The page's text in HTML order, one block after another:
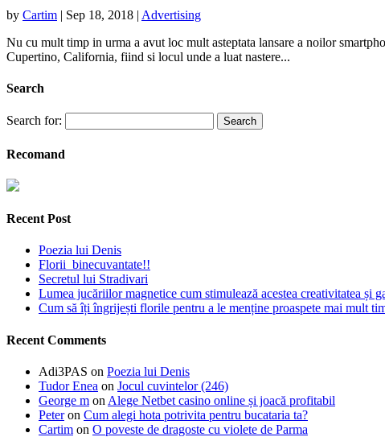
by Cartim | Sep 18, 2018 | Advertising
Nu cu mult timp in urma a avut loc mult asteptata lansare a noilor
Cupertino, California, fiind si locul unde a luat nastere...
Search
Search for:
Recomand
Recent Post
Poezia lui Denis
Florii binecuvantate!!
Secretul lui Stradivari
Lumea jucăriilor magnetice cum stimulează acestea creativitatea și
Cum să îți îngrijești florile pentru a le menține proaspete mai mult
Recent Comments
Adi3PAS on Poezia lui Denis
Tudor Enea on Jocul cuvintelor (246)
George m on Alege Netbet casino online și joacă profitabil
Peteron Cum alegi hota potrivita pentru bucataria ta?
Cartim on O poveste de dragoste cu violete de Parma